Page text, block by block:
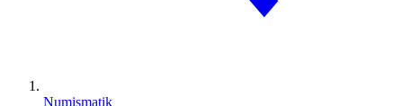
Numismatik